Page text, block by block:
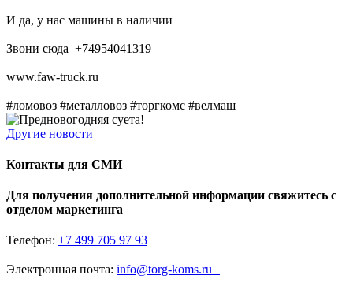
И да, у нас машины в наличии
Звони сюда +74954041319
www.faw-truck.ru
#ломовоз #металловоз #торгкомс #велмаш
Другие новости
Контакты для СМИ
Для получения дополнительной информации свяжитесь с
отделом маркетинга
Телефон: +7 499 705 97 93
Электронная почта: info@torg-koms.ru